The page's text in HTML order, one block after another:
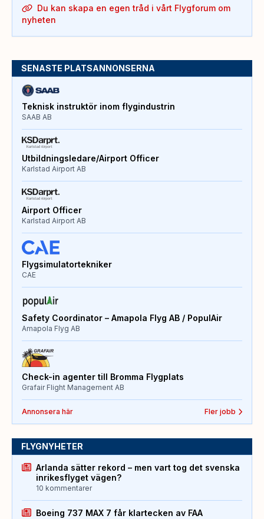
Du kan skapa en egen tråd i vårt Flygforum om
nyheten
SENASTE PLATSANNONSERNA
Teknisk instruktör inom flygindustrin
SAAB AB
Utbildningsledare/Airport Officer
Karlstad Airport AB
Airport Officer
Karlstad Airport AB
Flygsimulatortekniker
CAE
Safety Coordinator – Amapola Flyg AB / PopulAir
Amapola Flyg AB
Check-in agenter till Bromma Flygplats
Grafair Flight Management AB
Annonsera här Fler jobb
FLYGNYHETER
Arlanda sätter rekord – men vart tog det svenska
inrikesflyget vägen?
10 kommentarer
Boeing 737 MAX 7 får klartecken av FAA